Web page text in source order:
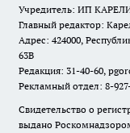
Учредитель: ИП
Главный редактор:
Адрес: 424000,
63В
Редакция: 31-40-60,
Рекламный отдел: 8-
Свидетельство о
выдано